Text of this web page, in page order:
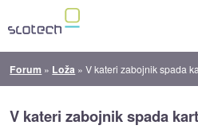
Forum » Loža »V kateri zabojnik spada
V kateri zabojnik spada